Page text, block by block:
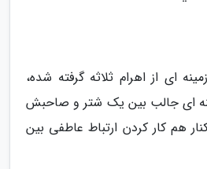
ای از اهرام ثلاثه گرفته شده،
ای جالب بین یک شتر و صاحبش
هم کار کردن ارتباط عاطفی بین